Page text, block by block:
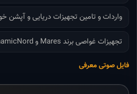
واردات و تامین تجهیزات دریایی و آپشن
تجهیزات غواصی برند Mares و DynamicNord
فایل صوتی معرفی